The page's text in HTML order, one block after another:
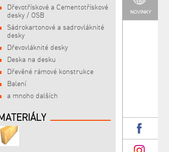
Dřevotřískové a Cementotřískové
desky / OSB
Sádrokartonové a sadrovláknité
desky
Dřevovláknité desky
Deska na desku
Dřevěné rámové konstrukce
Balení
a mnoho dalších